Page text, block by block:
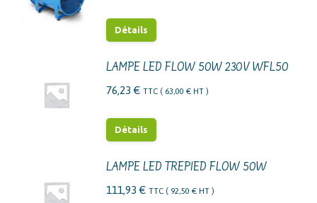
Détails
LAMPE LED FLOW 50W 230V WFL50
76,23 € TTC ( 63,00 € HT )
Détails
LAMPE LED TREPIED FLOW 50W
111,93 € TTC ( 92,50 € HT )